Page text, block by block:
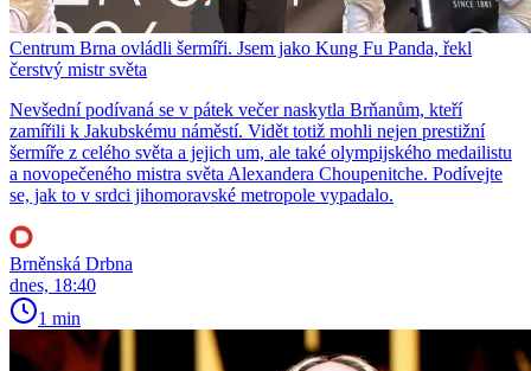
Centrum Brna ovládli šermíři. Jsem jako Kung Fu Panda, řekl
čerstvý mistr světa
Nevšední podívaná se v pátek večer naskytla Brňanům, kteří
zamířili k Jakubskému náměstí. Vidět totiž mohli nejen prestižní
šermíře z celého světa a jejich um, ale také olympijského medailistu
a novopečeného mistra světa Alexandera Choupenitche. Podívejte
se, jak to v srdci jihomoravské metropole vypadalo.
Brněnská Drbna
dnes, 18:40
1 min